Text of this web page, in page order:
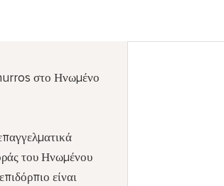
στο Ηνωμένο
του Ηνωμένου
είναι